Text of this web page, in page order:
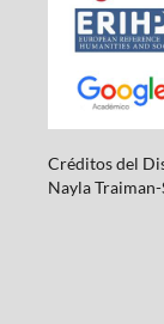
Créditos del
NaylaTraiman-